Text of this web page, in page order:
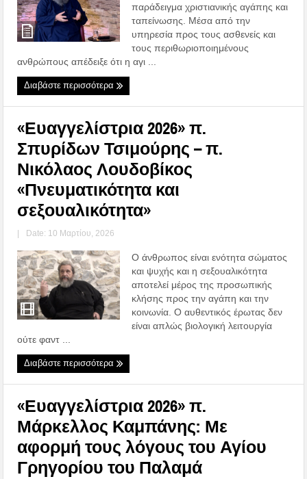
παράδειγμα χριστιανικής αγάπης και
ταπείνωσης. Μέσα από την
υπηρεσία προς τους ασθενείς και
τους περιθωριοποιημένους
ανθρώπους απέδειξε ότι η αγι ...
Διαβάστε περισσότερα
«Ευαγγελίστρια 2026» π.
Σπυρίδων Τσιμούρης – π.
Νικόλαος Λουδοβίκος
«Πνευματικότητα και
σεξουαλικότητα»
| Date: 10 Μαρτίου, 2026
Ο άνθρωπος είναι ενότητα σώματος
και ψυχής και η σεξουαλικότητα
αποτελεί μέρος της προσωπικής
κλήσης προς την αγάπη και την
κοινωνία. Ο αυθεντικός έρωτας δεν
είναι απλώς βιολογική λειτουργία
ούτε φαντ ...
Διαβάστε περισσότερα
«Ευαγγελίστρια 2026» π.
Μάρκελλος Καμπάνης: Με
αφορμή τους λόγους του Αγίου
Γρηγορίου του Παλαμά